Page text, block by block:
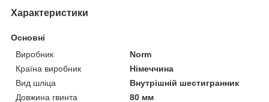
Характеристики
Основні
Виробник
Norm
Країна виробник
Німеччина
Вид шліца
Внутрішній шестигранник
Довжина гвинта
80 мм